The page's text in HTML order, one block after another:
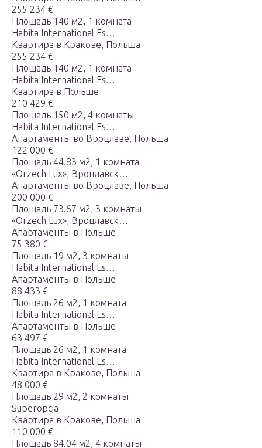
255 234 €
Площадь 140 м2, 1 комната
Habita International Es…
Квартира в Кракове, Польша
255 234 €
Площадь 140 м2, 1 комната
Habita International Es…
Квартира в Польше
210 429 €
Площадь 150 м2, 4 комнаты
Habita International Es…
Апартаменты во Вроцлаве, Польша
122 000 €
Площадь 44.83 м2, 1 комната
«Orzech Lux», Вроцлавск…
Апартаменты во Вроцлаве, Польша
200 000 €
Площадь 73.67 м2, 3 комнаты
«Orzech Lux», Вроцлавск…
Апартаменты в Польше
75 380 €
Площадь 19 м2, 3 комнаты
Habita International Es…
Апартаменты в Польше
88 433 €
Площадь 26 м2, 1 комната
Habita International Es…
Апартаменты в Польше
63 497 €
Площадь 26 м2, 1 комната
Habita International Es…
Квартира в Кракове, Польша
48 000 €
Площадь 29 м2, 2 комнаты
Superopcja
Квартира в Кракове, Польша
110 000 €
Площадь 84.04 м2, 4 комнаты